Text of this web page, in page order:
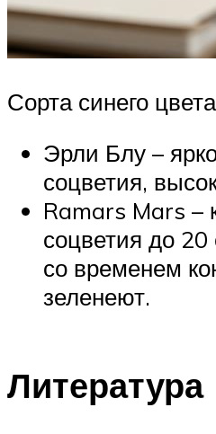
Сорта синего
Эрли Блу –
соцветия,
Ramars Mars –
соцветия до
со временем
зеленеют.
Литература